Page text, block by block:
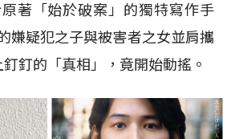
著「始於破案」的獨特寫作手
嫌疑犯之子與被害者之女並肩攜
釘的「真相」，竟開始動搖。